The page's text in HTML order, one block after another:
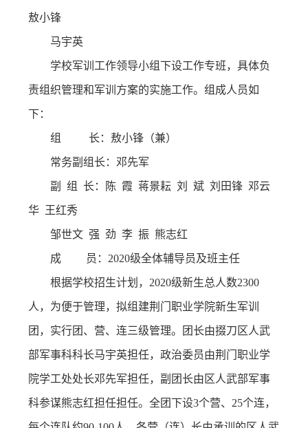
敖小锋
马宇英
学校军训工作领导小组下设工作专班，具体负
责组织管理和军训方案的实施工作。组成人员如
下：
组 长：敖小锋（兼）
常务副组长：邓先军
副 组 长：陈 霞 蒋景耘 刘 斌 刘田锋 邓云
华 王红秀
邹世文 强 劲 李 振 熊志红
成 员：2020级全体辅导员及班主任
根据学校招生计划，2020级新生总人数2300
人，为便于管理，拟组建荆门职业学院新生军训
团，实行团、营、连三级管理。团长由掇刀区人武
部军事科科长马宇英担任，政治委员由荆门职业学
院学工处处长邓先军担任，副团长由区人武部军事
科参谋熊志红担任担任。全团下设3个营、25个连，